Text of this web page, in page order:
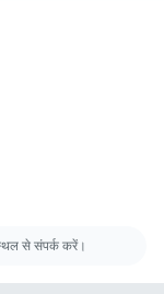
से संपर्क करें।